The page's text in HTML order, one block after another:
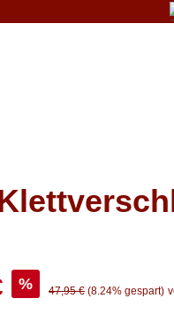
% Regulärer Preis:
47,95 € (8.24% gespart)